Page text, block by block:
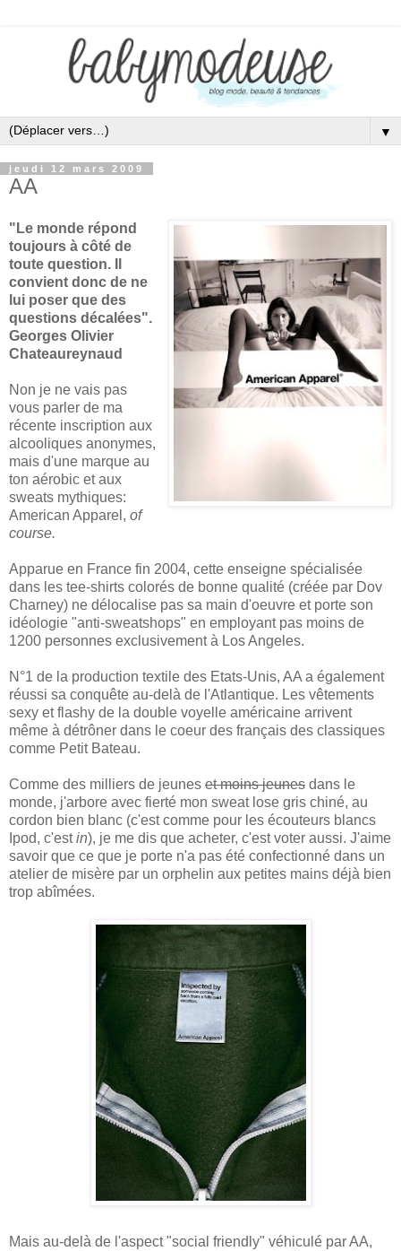
▼
jeudi 12 mars 2009
AA
"Le monde répond
toujours à côté de
toute question. Il
convient donc de ne
lui poser que des
questions décalées".
Georges Olivier
Chateaureynaud
Non je ne vais pas
vous parler de ma
récente inscription aux
alcooliques anonymes,
mais d'une marque au
ton aérobic et aux
sweats mythiques:
American Apparel, of
course.
Apparue en France fin 2004, cette enseigne spécialisée
dans les tee-shirts colorés de bonne qualité (créée par Dov
Charney) ne délocalise pas sa main d'oeuvre et porte son
idéologie "anti-sweatshops" en employant pas moins de
1200 personnes exclusivement à Los Angeles.
N°1 de la production textile des Etats-Unis, AA a également
réussi sa conquête au-delà de l'Atlantique. Les vêtements
sexy et flashy de la double voyelle américaine arrivent
même à détrôner dans le coeur des français des classiques
comme Petit Bateau.
Comme des milliers de jeunes et moins jeunes dans le
monde, j'arbore avec fierté mon sweat lose gris chiné, au
cordon bien blanc (c'est comme pour les écouteurs blancs
Ipod, c'estin), je me dis que acheter, c'est voter aussi. J'aime
savoir que ce que je porte n'a pas été confectionné dans un
atelier de misère par un orphelin aux petites mains déjà bien
trop abîmées.
Mais au-delà de l'aspect "social friendly" véhiculé par AA,